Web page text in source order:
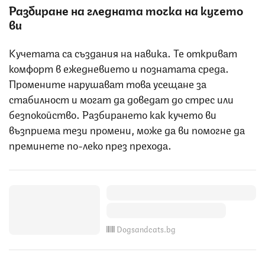
Разбиране на гледната точка на кучето
ви
Кучетата са създания на навика. Те откриват
комфорт в ежедневието и познатата среда.
Промените нарушават това усещане за
стабилност и могат да доведат до стрес или
безпокойство. Разбирането как кучето ви
възприема тези промени, може да ви помогне да
преминете по-леко през прехода.
Dogsandcats.bg